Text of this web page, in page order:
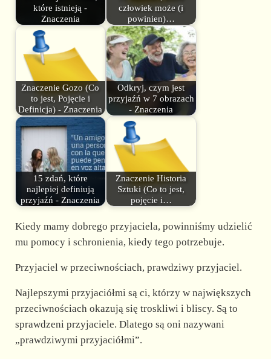
które istnieją -
Znaczenia
człowiek może (i
powinien)…
Znaczenie Gozo (Co
to jest, Pojęcie i
Definicja) - Znaczenia
Odkryj, czym jest
przyjaźń w 7 obrazach
- Znaczenia
15 zdań, które
najlepiej definiują
przyjaźń - Znaczenia
Znaczenie Historia
Sztuki (Co to jest,
pojęcie i…
Kiedy mamy dobrego przyjaciela, powinniśmy udzielić
mu pomocy i schronienia, kiedy tego potrzebuje.
Przyjaciel w przeciwnościach, prawdziwy przyjaciel.
Najlepszymi przyjaciółmi są ci, którzy w największych
przeciwnościach okazują się troskliwi i bliscy. Są to
sprawdzeni przyjaciele. Dlatego są oni nazywani
„prawdziwymi przyjaciółmi”.